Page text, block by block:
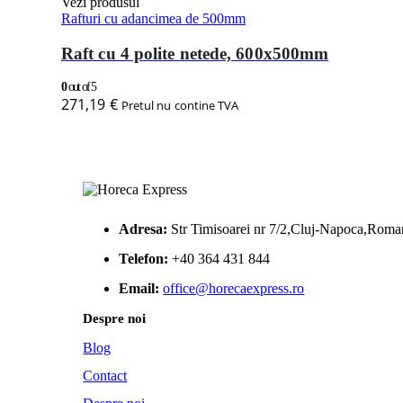
Rafturi cu adancimea de 500mm
Raft cu 4 polite netede, 600x500mm
0out of 5
271,19 € Pretul nu contine TVA
Adresa: Str Timisoarei nr 7/2,Cluj-
Telefon: +40 364 431 844
Email: office@horecaexpress.ro
Despre noi
Blog
Contact